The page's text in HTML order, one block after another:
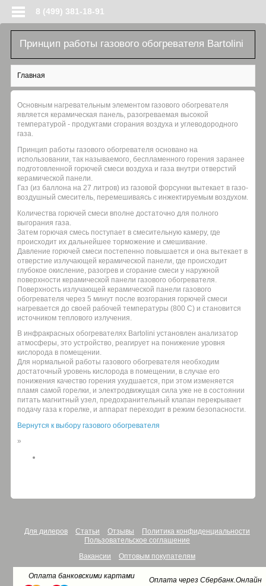
8 (499) 381-18-91
Принцип работы газового обогревателя Bartolini
Вы здесь
Главная
Основным нагревательным элементом газового обогревателя
является керамическая панель, разогреваемая высокой
температурой - продуктами сгорания воздуха и углеводородного
газа.
Принцип работы газового обогревателя основано на
использовании, так называемого, беспламенного горения заранее
подготовленной горючей смеси воздуха и газа внутри отверстий
керамической панели.
Газ (из баллона на 27 литров) из газовой форсунки вытекает в газо-
воздушный смеситель, перемешиваясь с инжектируемым воздухом.
Количества горючей смеси вполне достаточно для полного
выгорания газа.
Затем горючая смесь поступает в смесительную камеру, где
происходит их дальнейшее торможение и смешивание.
Давление горючей смеси постепенно повышается и она вытекает в
отверстие излучающей керамической панели, где происходит
глубокое окисление, разогрев и сгорание смеси у наружной
поверхности керамической панели газового обогревателя.
Поверхность излучающей керамической панели газового
обогревателя через 5 минут после возгорания горючей смеси
нагревается до своей рабочей температуры (800 C) и становится
источником теплового излучения.
В инфракрасных обогревателях Bartolini установлен анализатор
атмосферы, это устройство, реагирует на понижение уровня
кислорода в помещении.
Для нормальной работы газового обогревателя необходим
достаточный уровень кислорода в помещении, в случае его
понижения качество горения ухудшается, при этом изменяется
пламя самой горелки, и электродвижущая сила уже не в состоянии
питать магнитный узел, предохранительный клапан перекрывает
подачу газа к горелке, и аппарат переходит в режим безопасности.
Вернутся к выбору газового обогревателя
»
Для дилеров Статьи Отзывы
Политика конфиденциальности
Пользовательское соглашение
Вакансии
Оптовым покупателям
Оплата банковскими картами Оплата через Сбербанк.Онлайн